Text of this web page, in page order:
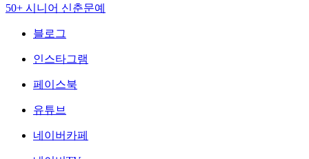
50+ 시니어 신춘문예
블로그
인스타그램
페이스북
유튜브
네이버카페